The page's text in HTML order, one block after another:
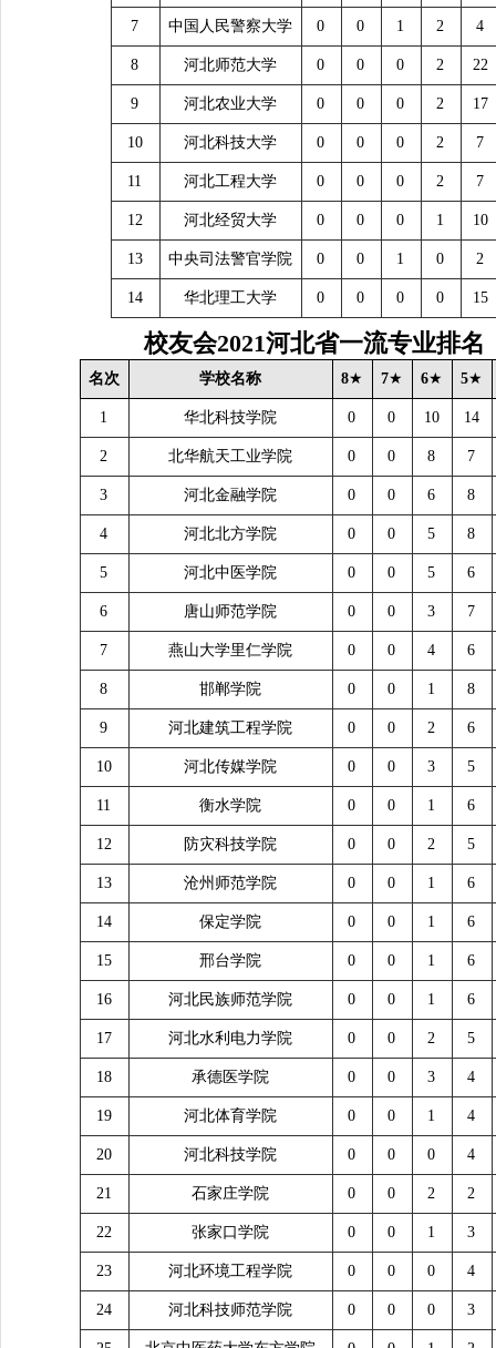
7 中国人民警察大学 0 0 1 2 4
8 河北师范大学 0 0 0 2 22
9 河北农业大学 0 0 0 2 17
10 河北科技大学 0 0 0 2 7
11 河北工程大学 0 0 0 2 7
12 河北经贸大学 0 0 0 1 10
13 中央司法警官学院 0 0 1 0 2
14 华北理工大学 0 0 0 0 15
校友会2021河北省一流专业排名
名次 学校名称 8★ 7★ 6★ 5★
1 华北科技学院 0 0 10 14
2 北华航天工业学院 0 0 8 7
3 河北金融学院 0 0 6 8
4 河北北方学院 0 0 5 8
5 河北中医学院 0 0 5 6
6 唐山师范学院 0 0 3 7
7 燕山大学里仁学院 0 0 4 6
8 邯郸学院 0 0 1 8
9 河北建筑工程学院 0 0 2 6
10 河北传媒学院 0 0 3 5
11 衡水学院 0 0 1 6
12 防灾科技学院 0 0 2 5
13 沧州师范学院 0 0 1 6
14 保定学院 0 0 1 6
15 邢台学院 0 0 1 6
16 河北民族师范学院 0 0 1 6
17 河北水利电力学院 0 0 2 5
18 承德医学院 0 0 3 4
19 河北体育学院 0 0 1 4
20 河北科技学院 0 0 0 4
21 石家庄学院 0 0 2 2
22 张家口学院 0 0 1 3
23 河北环境工程学院 0 0 0 4
24 河北科技师范学院 0 0 0 3